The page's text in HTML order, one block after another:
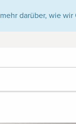
mehr darüber, wie